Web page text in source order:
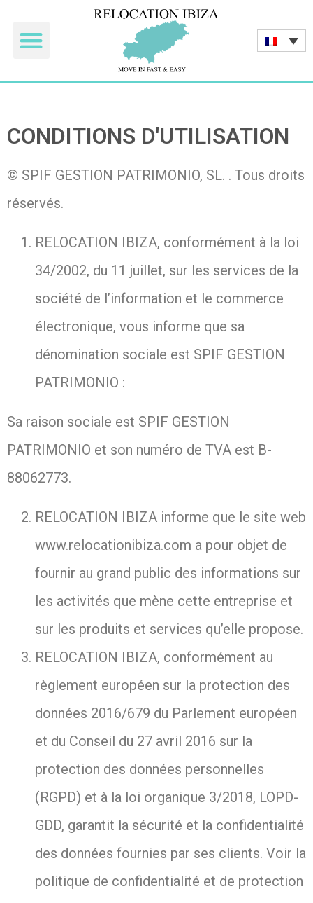
CONDITIONS D'UTILISATION
© SPIF GESTION PATRIMONIO, SL. . Tous droits
réservés.
RELOCATION IBIZA, conformément à la loi
34/2002, du 11 juillet, sur les services de la
société de l’information et le commerce
électronique, vous informe que sa
dénomination sociale est SPIF GESTION
PATRIMONIO :
Sa raison sociale est SPIF GESTION
PATRIMONIO et son numéro de TVA est B-
88062773.
RELOCATION IBIZA informe que le site web
www.relocationibiza.com a pour objet de
fournir au grand public des informations sur
les activités que mène cette entreprise et
sur les produits et services qu’elle propose.
RELOCATION IBIZA, conformément au
règlement européen sur la protection des
données 2016/679 du Parlement européen
et du Conseil du 27 avril 2016 sur la
protection des données personnelles
(RGPD) et à la loi organique 3/2018, LOPD-
GDD, garantit la sécurité et la confidentialité
des données fournies par ses clients. Voir la
politique de confidentialité et de protection